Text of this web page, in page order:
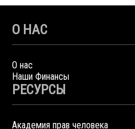
О НАС
О нас
Наши Финансы
РЕСУРСЫ
Академия прав человека